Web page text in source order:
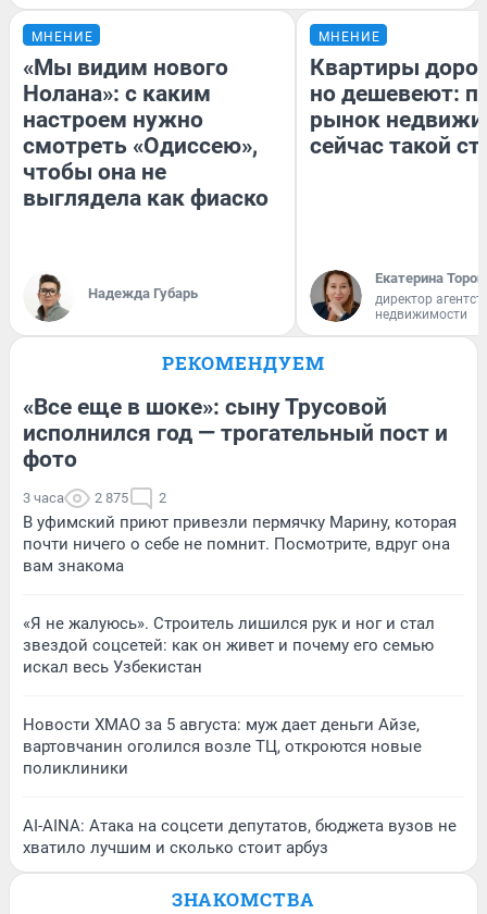
МНЕНИЕ
«Мы видим нового
Нолана»: с каким
настроем нужно
смотреть «Одиссею»,
чтобы она не
выглядела как фиаско
Надежда Губарь
МНЕНИЕ
Квартиры
но дешевеют:
рынок
сейчас такой
Екатерина
директор
недвижимости
РЕКОМЕНДУЕМ
«Все еще в шоке»: сыну Трусовой
исполнился год — трогательный пост и
фото
3 часа 2 875 2
В уфимский приют привезли пермячку Марину, которая
почти ничего о себе не помнит. Посмотрите, вдруг она
вам знакома
«Я не жалуюсь». Строитель лишился рук и ног и стал
звездой соцсетей: как он живет и почему его семью
искал весь Узбекистан
Новости ХМАО за 5 августа: муж дает деньги Айзе,
вартовчанин оголился возле ТЦ, откроются новые
поликлиники
AI-AINA: Атака на соцсети депутатов, бюджета вузов не
хватило лучшим и сколько стоит арбуз
ЗНАКОМСТВА